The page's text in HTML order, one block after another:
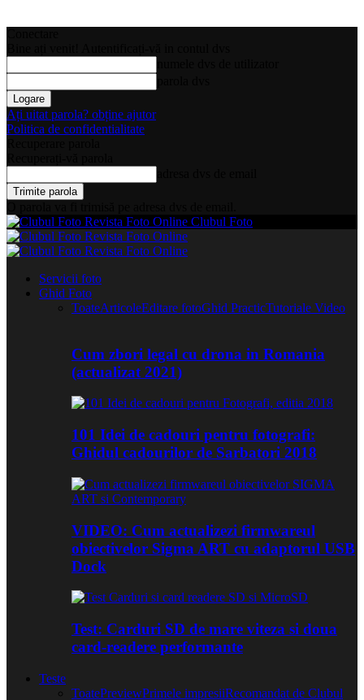
Ați uitat parola? obține ajutor
Politica de confidentialitate
Clubul Foto
Servicii foto
Ghid Foto
ToateArticoleEditare fotoGhid PracticTutoriale Video
Cum zbori legal cu drona in Romania
(actualizat 2021)
101 Idei de cadouri pentru fotografi:
Ghidul cadourilor de Sarbatori 2018
VIDEO: Cum actualizezi firmwareul
obiectivelor Sigma ART cu adaptorul USB
Dock
Test: Carduri SD de mare viteza si doua
card-readere performante
Teste
ToatePreviewPrimele impresiiRecomandat de Clubul